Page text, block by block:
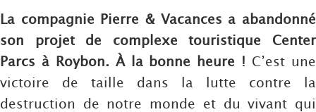
La compagnie Pierre & Vacances a abandonné
son projet de complexe touristique Center
Parcs à Roybon. À la bonne heure ! C’est une
victoire de taille dans la lutte contre la
destruction de notre monde et du vivant qui